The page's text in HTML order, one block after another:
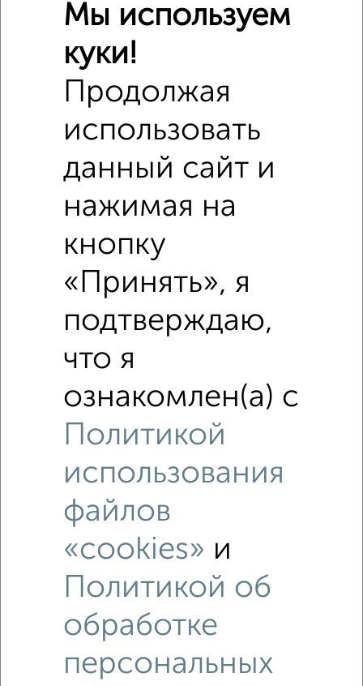
6 108 960₽
Это предложение
Похожие предложения рядом
1‑комнатные квартиры недалеко от
Недалеко от с ценой ниже
Мы используем
куки!
Продолжая
использовать
данный сайт и
нажимая на
кнопку
«Принять», я
подтверждаю,
что я
ознакомлен(а) с
Политикой
использования
файлов
«cookies» и
Политикой об
обработке
персональных